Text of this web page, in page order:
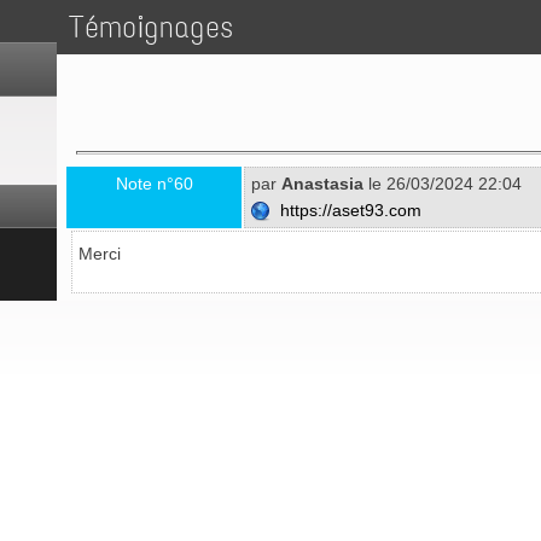
Témoignages
Note n°60 par Anastasia le 26/03/2024 22:04
https://aset93.com
Merci